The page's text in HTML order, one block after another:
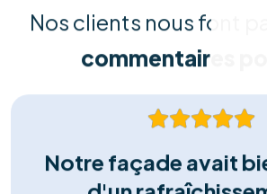
Nos équipes techniques qualifiées
irréprochable, conforme aux normes
durable, sans risque pour votre
Matériel Premium
Nous ne faisons aucun compromis
installons exclusivement des